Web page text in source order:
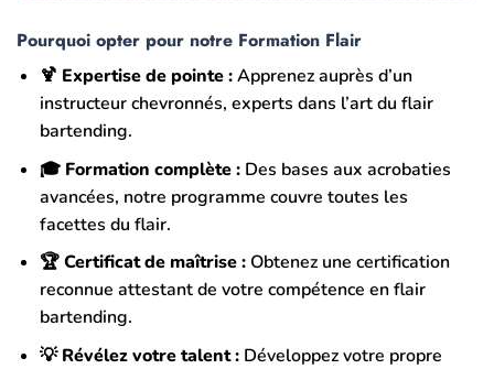
Pourquoi opter pour notre Formation Flair
🍹 Expertise de pointe :Apprenez auprès d’un
instructeur chevronnés, experts dans l’art du flair
bartending.
🎓 Formation complète :Des bases aux acrobaties
avancées, notre programme couvre toutes les
facettes du flair.
🏆Certificat de maîtrise :Obtenez une certification
reconnue attestant de votre compétence en flair
bartending.
💡Révélez votre talent :Développez votre propre